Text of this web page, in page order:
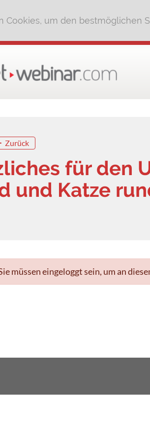
Cookies, um den bestmöglichen
Zurück
für den
und Katze
müssen eingeloggt sein, um an